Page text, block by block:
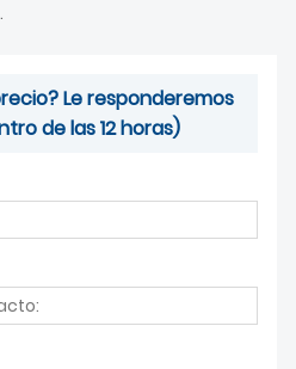
viajes y acampadas
Le responderemos
de las 12 horas)